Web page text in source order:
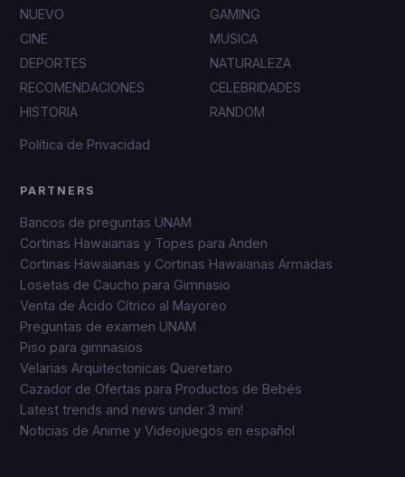
NUEVO
GAMING
CINE
MUSICA
DEPORTES
NATURALEZA
RECOMENDACIONES
CELEBRIDADES
HISTORIA
RANDOM
Política de Privacidad
PARTNERS
Bancos de preguntas UNAM
Cortinas Hawaianas y Topes para Anden
Cortinas Hawaianas y Cortinas Hawaianas Armadas
Losetas de Caucho para Gimnasio
Venta de Ácido Cítrico al Mayoreo
Preguntas de examen UNAM
Piso para gimnasios
Velarias Arquitectonicas Queretaro
Cazador de Ofertas para Productos de Bebés
Latest trends and news under 3 min!
Noticias de Anime y Videojuegos en español